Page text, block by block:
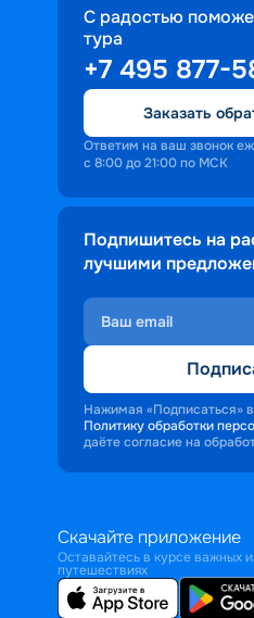
С радостью
тура
+7 495 877-
Заказать
Ответим на ваш звонок
с 8:00 до 21:00 по МСК
Подпишитесь на
лучшими
Нажимая «Подписаться»
Политику обработки
даёте согласие на
Скачайте приложение
Оставайтесь в курсе важных
путешествиях